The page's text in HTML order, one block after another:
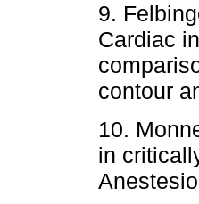
9.
Cardiac
contour
10.
in